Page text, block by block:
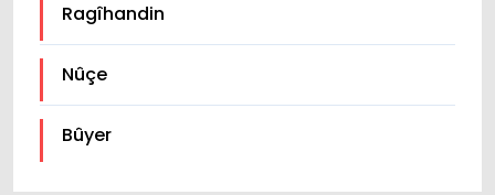
Ragîhandin
Nûçe
Bûyer